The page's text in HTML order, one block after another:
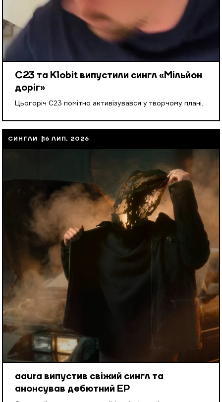
С23 та Klobit випустили сингл «Мільйон
доріг»
Цьогоріч С23 помітно активізувався у творчому плані.
СИНГЛИ 16 ЛИП, 2026
aaura випустив свіжий сингл та
анонсував дебютний EP